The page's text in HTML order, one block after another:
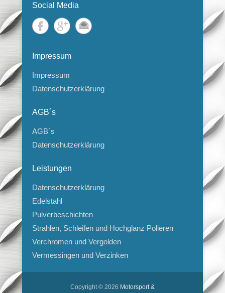
Social Media
Impressum
Impressum
Datenschutzerklärung
AGB´s
AGB´s
Datenschutzerklärung
Leistungen
Datenschutzerklärung
Edelstahl
Pulverbeschichten
Strahlen, Schleifen und Hochglanz Polieren
Verchromen und Vergolden
Vermessingen und Verzinken
Copyright © 2026 Motorsport &